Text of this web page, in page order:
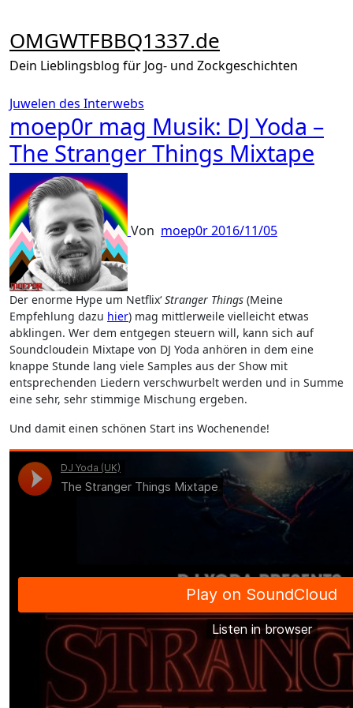
springen
OMGWTFBBQ1337.de
Dein Lieblingsblog für Jog- und Zockgeschichten
Juwelen des Interwebs
moep0r mag Musik: DJ Yoda –
The Stranger Things Mixtape
Von moep0r2016/11/05
Der enorme Hype um Netflix‘Stranger Things (Meine
Empfehlung dazu hier) mag mittlerweile vielleicht etwas
abklingen. Wer dem entgegen steuern will, kann sich auf
Soundcloudein Mixtape von DJ Yoda anhören in dem eine
knappe Stunde lang viele Samples aus der Show mit
entsprechenden Liedern verschwurbelt werden und in Summe
eine sehr, sehr stimmige Mischung ergeben.
Und damit einen schönen Start ins Wochenende!